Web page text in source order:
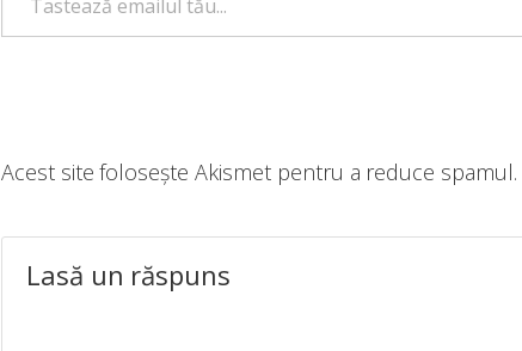
Lasă un răspuns
Acest site folosește Akismet pentru a reduce spamul.